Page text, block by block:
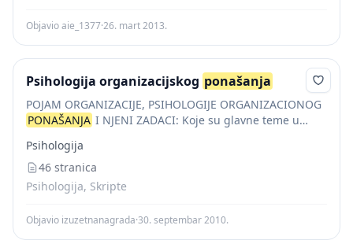
Objavio aie_1377·26. mart 2013.
Psihologija organizacijskog ponašanja
POJAM ORGANIZACIJE, PSIHOLOGIJE ORGANIZACIONOG
PONAŠANJA I NJENI ZADACI: Koje su glavne teme u
determinante organizacijskog
procesi i organizacijsko ponašanje 3. Uticaj
organizacijske...
Psihologija
46 stranica
Psihologija, Skripte
Objavio izuzetnanagrada·30. septembar 2010.